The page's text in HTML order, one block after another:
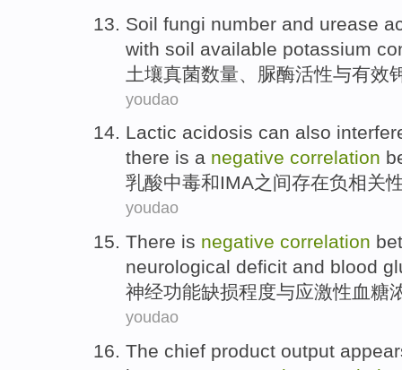
Soil fungi number and urease
with soil available potassium
土壤真菌数量 脲酶活性与有效
youdao
Lactic acidosis can also
there is a negative correlation
乳酸中毒和IMA之间存在负相关
youdao
There is negative correlation
neurological deficit and blood
神经功能缺损程度与应激性血糖
youdao
The chief product output